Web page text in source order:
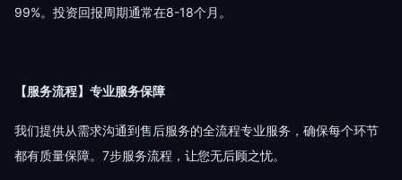
99%。投资回报周期通常在8-18个月。
【服务流程】专业服务保障
我们提供从需求沟通到售后服务的全流程专业服务，确保每个环节
都有质量保障。7步服务流程，让您无后顾之忧。